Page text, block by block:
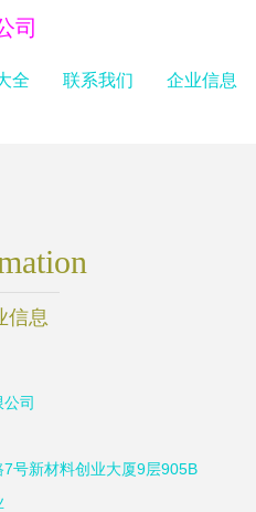
司
全 联系我们 企业信息
信息
司
号新材料创业大厦9层905B